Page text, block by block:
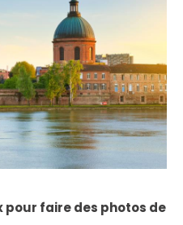
pour faire des photos de